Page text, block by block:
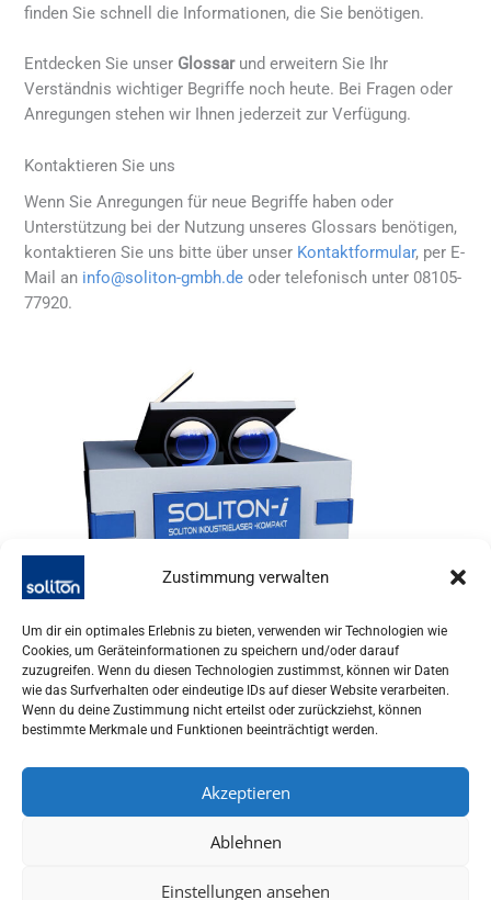
Zustimmung verwalten
Um dir ein optimales Erlebnis zu bieten, verwenden wir Technologien wie
Cookies, um Geräteinformationen zu speichern und/oder darauf
zuzugreifen. Wenn du diesen Technologien zustimmst, können wir Daten
wie das Surfverhalten oder eindeutige IDs auf dieser Website verarbeiten.
Wenn du deine Zustimmung nicht erteilst oder zurückziehst, können
bestimmte Merkmale und Funktionen beeinträchtigt werden.
Akzeptieren
Ablehnen
Einstellungen ansehen
finden Sie schnell die Informationen, die Sie benötigen.
Entdecken Sie unser Glossarund erweitern Sie Ihr
Verständnis wichtiger Begriffe noch heute. Bei Fragen oder
Anregungen stehen wir Ihnen jederzeit zur Verfügung.
Kontaktieren Sie uns
Wenn Sie Anregungen für neue Begriffe haben oder
Unterstützung bei der Nutzung unseres Glossars benötigen,
kontaktieren Sie uns bitte über unser Kontaktformular, per E-
Mail an info@soliton-gmbh.de oder telefonisch unter 08105-
77920.
SOLITON LASER UND MESSTECHNIK GMBH, TALHOFSTR. 32,
82205 GILCHING
Impressum | Datenschutzerklärung